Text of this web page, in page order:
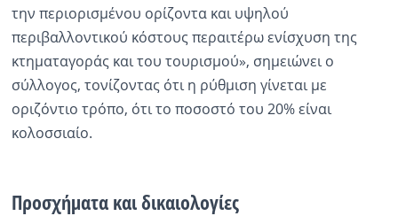
την περιορισμένου ορίζοντα και υψηλού
περιβαλλοντικού κόστους περαιτέρω ενίσχυση της
κτηματαγοράς και του τουρισμού», σημειώνει ο
σύλλογος, τονίζοντας ότι η ρύθμιση γίνεται με
οριζόντιο τρόπο, ότι το ποσοστό του 20% είναι
κολοσσιαίο.
Προσχήματα και δικαιολογίες